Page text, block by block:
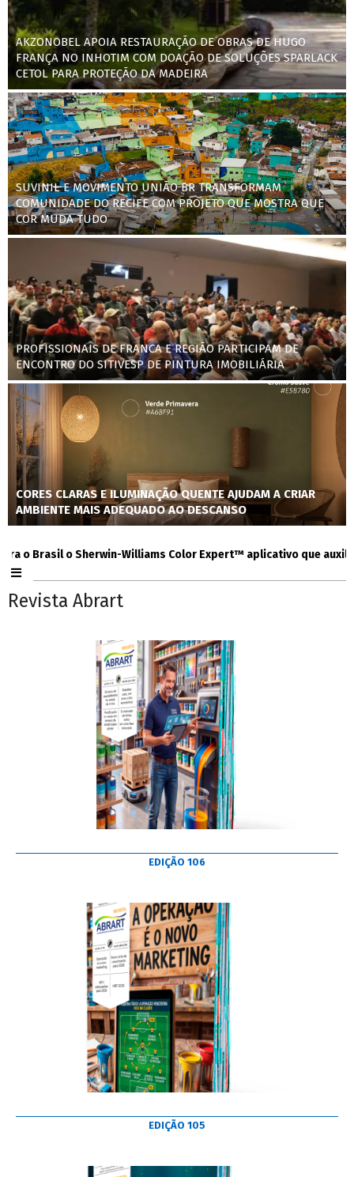
AKZONOBEL APOIA RESTAURAÇÃO DE OBRAS DE HUGO
FRANÇA NO INHOTIM COM DOAÇÃO DE SOLUÇÕES SPARLACK
CETOL PARA PROTEÇÃO DA MADEIRA
SUVINIL E MOVIMENTO UNIÃO BR TRANSFORMAM
COMUNIDADE DO RECIFE COM PROJETO QUE MOSTRA QUE
COR MUDA TUDO
PROFISSIONAIS DE FRANCA E REGIÃO PARTICIPAM DE
ENCONTRO DO SITIVESP DE PINTURA IMOBILIÁRIA
CORES CLARAS E ILUMINAÇÃO QUENTE AJUDAM A CRIAR
AMBIENTE MAIS ADEQUADO AO DESCANSO
o Sherwin-Williams Color Expert™ aplicativo que auxilia
Revista Abrart
EDIÇÃO 106
EDIÇÃO 105